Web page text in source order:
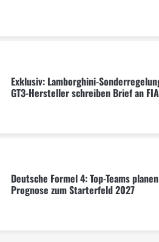
Exklusiv: Lamborghini-
GT3-Hersteller schreiben Brief an FIA
Deutsche Formel 4: Top-Teams
Prognose zum Starterfeld 2027